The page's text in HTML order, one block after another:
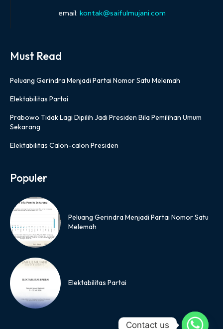
email: kontak@saifulmujani.com
Must Read
Peluang Gerindra Menjadi Partai Nomor Satu Melemah
Elektabilitas Partai
Prabowo Tidak Lagi Dipilih Jadi Presiden Bila Pemilihan Umum
Sekarang
Elektabilitas Calon-calon Presiden
Populer
Peluang Gerindra Menjadi Partai Nomor Satu
Melemah
Elektabilitas Partai
Contact us